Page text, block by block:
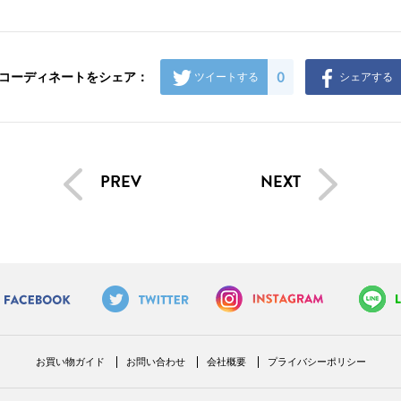
ーディネートをシェア： ツイートする 0 シェアする
PREV NEXT
お買い物ガイド お問い合わせ 会社概要 プライバシーポリシー